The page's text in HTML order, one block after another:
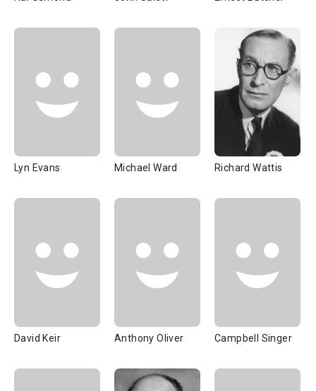
Lyn Evans Michael Ward Richard Wattis
David Keir Anthony Oliver Campbell Singer